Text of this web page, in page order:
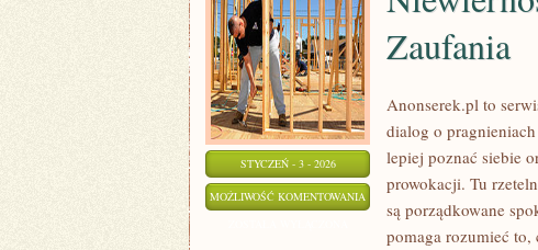
STYCZEŃ - 3 - 2026
MOŻLIWOŚĆ KOMENTOWANIA NIEWIERNOŚĆ,
ZDRADY
Zaufania
Anonserek.pl to
dialog o
lepiej poznać siebie
prowokacji. Tu
są porządkowane
pomaga rozumieć